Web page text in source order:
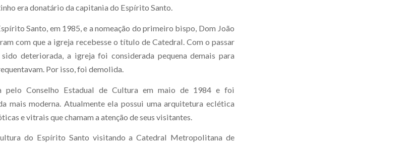
era donatário da capitania do Espírito Santo.
Santo, em 1985, e a nomeação do primeiro bispo, Dom João
com que a igreja recebesse o título de Catedral. Com o passar
deteriorada, a igreja foi considerada pequena demais para
Por isso, foi demolida.
pelo Conselho Estadual de Cultura em maio de 1984 e foi
mais moderna. Atualmente ela possui uma arquitetura eclética
e vitrais que chamam a atenção de seus visitantes.
do Espírito Santo visitando a Catedral Metropolitana de